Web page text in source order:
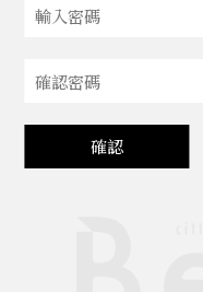
確認